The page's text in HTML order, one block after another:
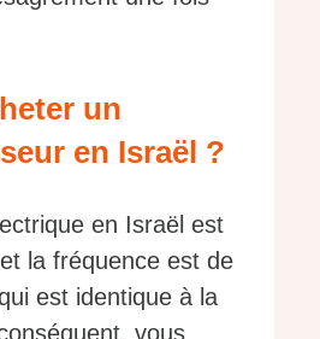
un
en Israël ?
en Israël est
la fréquence est de
est identique à la
vous